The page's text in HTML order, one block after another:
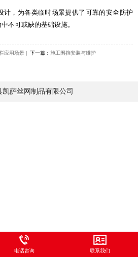
计，为各类临时场景提供了可靠的安全防护
不可或缺的基础设施。
应用场景| 下一篇： 施工围挡安装与维护
萨丝网制品有限公司
电话咨询 联系我们